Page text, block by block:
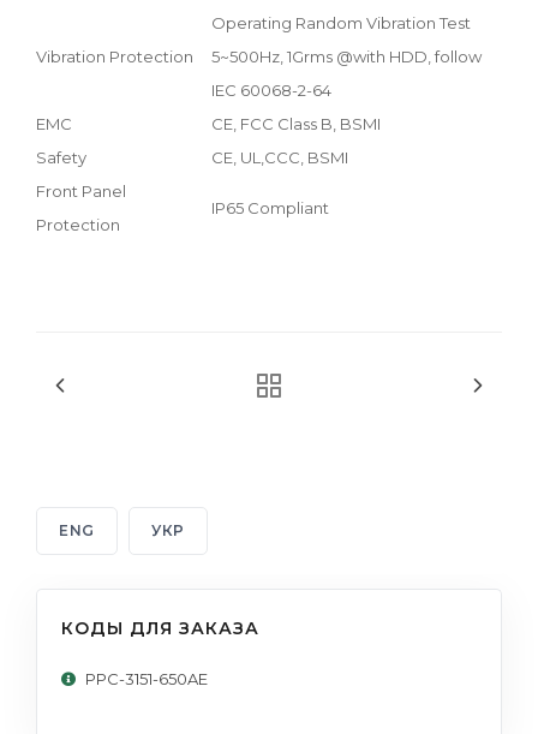
Vibration Protection
Operating Random Vibration Test
5~500Hz, 1Grms @with HDD, follow
IEC 60068-2-64
EMC
CE, FCC Class B, BSMI
Safety
CE, UL,CCC, BSMI
Front Panel
Protection
IP65 Compliant
ENG УКР
КОДЫ ДЛЯ ЗАКАЗА
PPC-3151-650AE